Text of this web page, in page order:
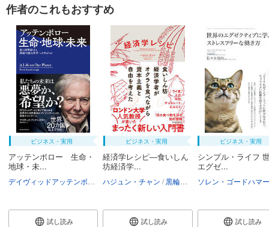
作者のこれもおすすめ
ビジネス・実用
アッテンボロー 生命・
地球・未...
黒輪篤嗣
試し読み
ビジネス・実用
経済学レシピ―食いしん
坊経済学...
ハジュン・チャン 黒輪篤嗣
試し読み
ビジネス・実用
シンプル・ライフ
エグゼ...
ソレン・ゴードハマー
試し読み